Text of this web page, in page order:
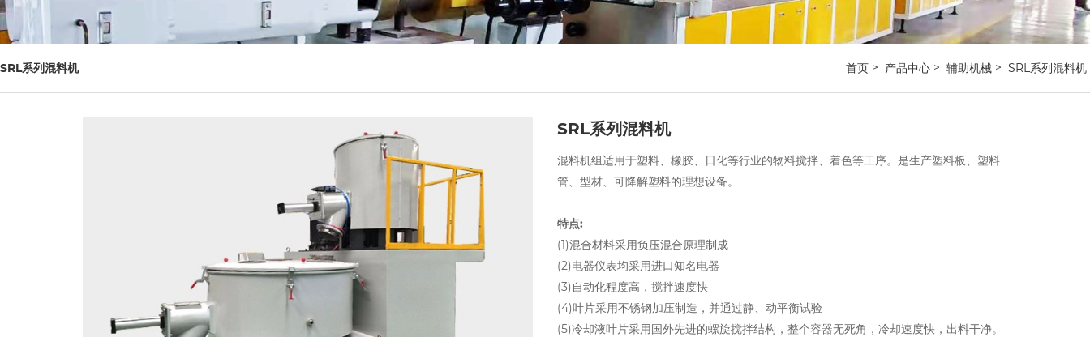
SRL系列混料机 首页 产品中心 辅助机械 SRL系列混料机
SRL系列混料机
混料机组适用于塑料、橡胶、日化等行业的物料搅拌、着色等工序。是生产塑料板、塑料
管、型材、可降解塑料的理想设备。
特点:
(1)混合材料采用负压混合原理制成
(2)电器仪表均采用进口知名电器
(3)自动化程度高，搅拌速度快
(4)叶片采用不锈钢加压制造，并通过静、动平衡试验
(5)冷却液叶片采用国外先进的螺旋搅拌结构，整个容器无死角，冷却速度快，出料干净。